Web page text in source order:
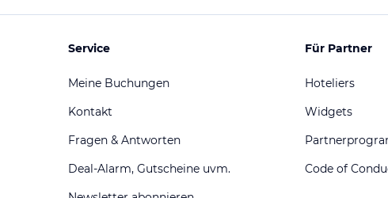
Service
Meine Buchungen
Kontakt
Fragen & Antworten
Deal-Alarm, Gutscheine uvm.
Für Partner
Hoteliers
Widgets
Code of